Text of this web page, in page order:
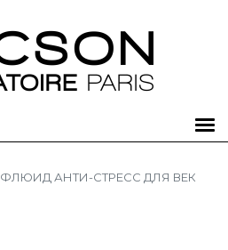
ФЛЮИД АНТИ-СТРЕСС ДЛЯ ВЕК